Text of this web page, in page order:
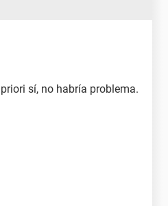
sí, no habría problema.